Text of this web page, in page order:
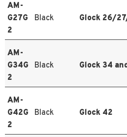
AM-
G27G
2
Black Glock 26/
AM-
G34G
2
Black Glock 34
AM-
G42G
2
Black Glock 42